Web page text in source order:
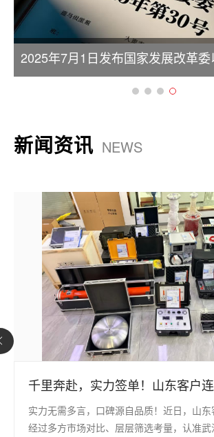
2025年7月1日发布国家发展改革
30号令
新闻资讯 NEWS
千里奔赴，实力签单！山东客户
武汉安检电气，设备直供柬埔寨
实力无需多言，口碑源自品质！近日，山
经过多方市场对比、层层筛选考量，认准